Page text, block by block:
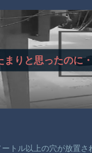
りと思ったのに
トル以上の穴が放置